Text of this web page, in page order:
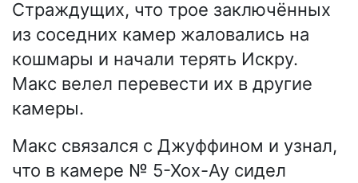
Страждущих, что трое заключённых
из соседних камер жаловались на
кошмары и начали терять Искру.
Макс велел перевести их в другие
камеры.
Макс связался с Джуффином и узнал,
что в камере № 5-Хох-Ау сидел